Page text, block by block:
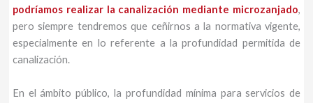
podríamos realizar la canalización mediante microzanjado,
pero siempre tendremos que ceñirnos a la normativa vigente,
especialmente en lo referente a la profundidad permitida de
canalización.
En el ámbito público, la profundidad mínima para servicios de